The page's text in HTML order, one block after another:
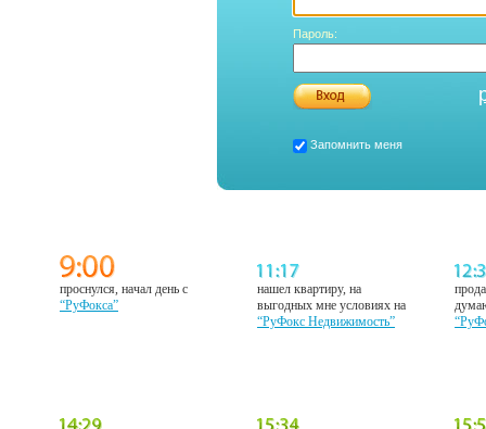
Пароль:
Запомнить меня
проснулся, начал день с
“РуФокса”
нашел квартиру, на
выгодных мне условиях на
“РуФокс Недвижимость”